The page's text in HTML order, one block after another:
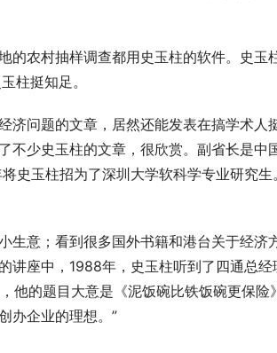
农村抽样调查都用史玉柱的软件。史玉
柱挺知足。
问题的文章，居然还能发表在搞学术人
不少史玉柱的文章，很欣赏。副省长是中
史玉柱招为了深圳大学软科学专业研究生。
意；看到很多国外书籍和港台关于经济
讲座中，1988年，史玉柱听到了四通总经
他的题目大意是《泥饭碗比铁饭碗更保险
办企业的理想。”